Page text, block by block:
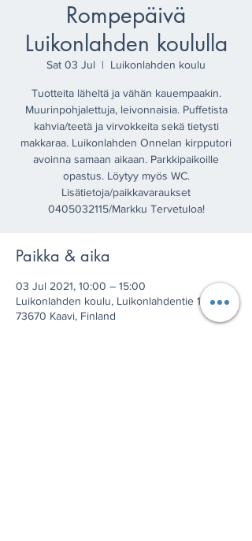
Rompepäivä
Luikonlahden koululla
Sat 03 Jul
  |
Luikonlahden koulu
Tuotteita läheltä ja vähän kauempaakin.
Muurinpohjalettuja, leivonnaisia. Puffetista
kahvia/teetä ja virvokkeita sekä tietysti
makkaraa. Luikonlahden Onnelan kirpputori
avoinna samaan aikaan. Parkkipaikoille
opastus. Löytyy myös WC.
Lisätietoja/paikkavaraukset
0405032115/Markku Tervetuloa!
Paikka & aika
03 Jul 2021, 10:00 – 15:00
Luikonlahden koulu, Luikonlahdentie 1200,
73670 Kaavi, Finland